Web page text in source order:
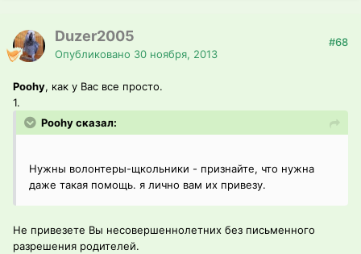
Duzer2005
Опубликовано 30 ноября, 2013
#68
Poohy, как у Вас все просто.
1.
Poohy сказал:
Нужны волонтеры-щкольники - признайте, что нужна
даже такая помощь. я лично вам их привезу.
Не привезете Вы несовершеннолетних без письменного
разрешения родителей.